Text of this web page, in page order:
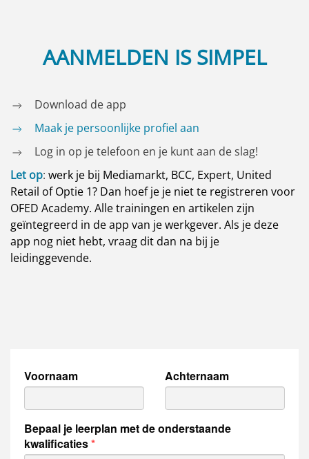
AANMELDEN IS SIMPEL
Download de app
Maak je persoonlijke profiel aan
Log in op je telefoon en je kunt aan de slag!
Let op: werk je bij Mediamarkt, BCC, Expert, United
Retail of Optie 1? Dan hoef je je niet te registreren voor
OFED Academy. Alle trainingen en artikelen zijn
geïntegreerd in de app van je werkgever. Als je deze
app nog niet hebt, vraag dit dan na bij je
leidinggevende.